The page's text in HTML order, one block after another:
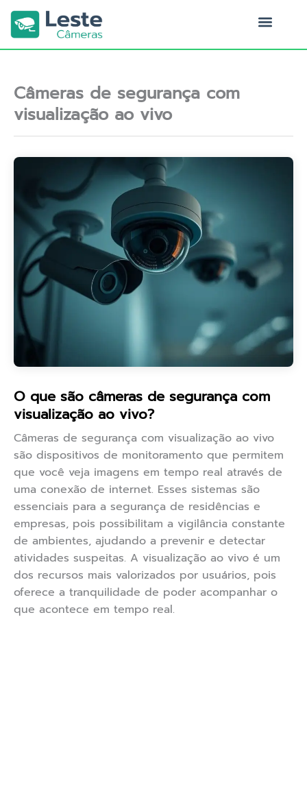
para
conteúdo
Câmeras de segurança com
visualização ao vivo
O que são câmeras de segurança com
visualização ao vivo?
Câmeras de segurança com visualização ao vivo
são dispositivos de monitoramento que permitem
que você veja imagens em tempo real através de
uma conexão de internet. Esses sistemas são
essenciais para a segurança de residências e
empresas, pois possibilitam a vigilância constante
de ambientes, ajudando a prevenir e detectar
atividades suspeitas. A visualização ao vivo é um
dos recursos mais valorizados por usuários, pois
oferece a tranquilidade de poder acompanhar o
que acontece em tempo real.